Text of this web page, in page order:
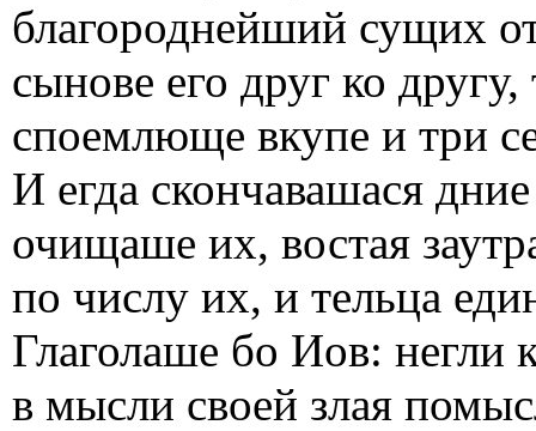
благороднейший сущих
сынове его друг ко
споемлюще вкупе и три
И егда скончавашася
очищаше их, востая
по числу их, и тельца
Глаголаше бо Иов: негли
в мысли своей злая